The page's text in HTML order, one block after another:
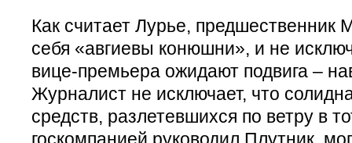
Как считает Лурье, предшественник
себя «авгиевы конюшни», и не
вице-премьера ожидают подвига –
Журналист не исключает, что
средств, разлетевшихся по ветру в
госкомпанией руководил Плутник,